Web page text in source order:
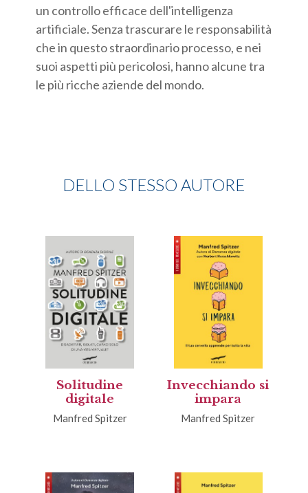
un controllo efficace dell'intelligenza
artificiale. Senza trascurare le responsabilità
che in questo straordinario processo, e nei
suoi aspetti più pericolosi, hanno alcune tra
le più ricche aziende del mondo.
DELLO STESSO AUTORE
Solitudine
digitale
Manfred Spitzer
Invecchiando si
impara
Manfred Spitzer